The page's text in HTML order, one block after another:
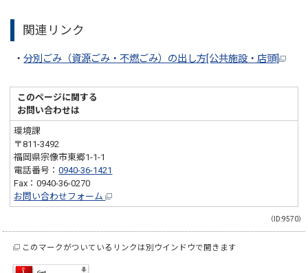
関連リンク
・分別ごみ（資源ごみ・不燃ごみ）の出し方[公共施設・店頭]
このページに関する
お問い合わせは
環境課
〒811-3492
福岡県宗像市東郷1-1-1
電話番号：0940-36-1421
Fax：0940-36-0270
お問い合わせフォーム
（ID:9570）
このマークがついているリンクは別ウインドウで開きます